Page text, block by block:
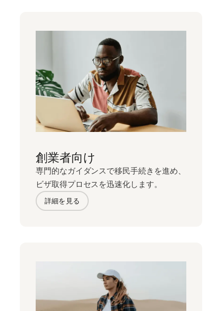
創業者向け
専門的なガイダンスで移民手続きを進め、
ビザ取得プロセスを迅速化します。
詳細を見る